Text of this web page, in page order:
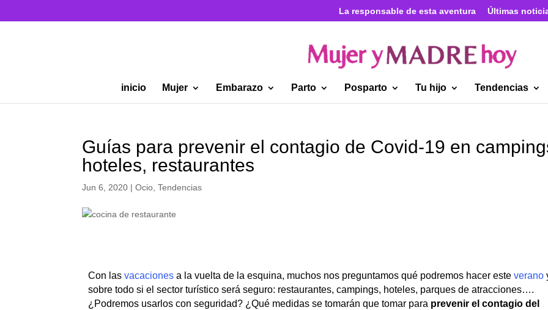
La responsable de esta aventura Últimas
inicio Mujer Embarazo Parto Posparto Tu hijo Tendencias
Guías para prevenir el contagio de Covid-19 en
hoteles, restaurantes
Jun 6, 2020 |Ocio ,Tendencias
Con lasvacaciones a la vuelta de la esquina, muchos nos preguntamos qué podremos hacer esteverano
sobre todo si el sector turístico será seguro: restaurantes, campings, hoteles, parques de atracciones….
¿Podremos usarlos con seguridad? ¿Qué medidas se tomarán que tomar para prevenir el contagio del